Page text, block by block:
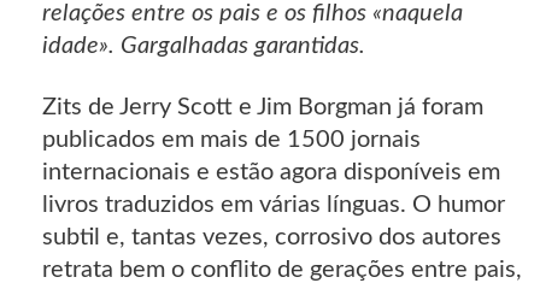
relações entre os pais e os filhos «naquela
idade». Gargalhadas garantidas.
Zits de Jerry Scott e Jim Borgman já foram
publicados em mais de 1500 jornais
internacionais e estão agora disponíveis em
livros traduzidos em várias línguas. O humor
subtil e, tantas vezes, corrosivo dos autores
retrata bem o conflito de gerações entre pais,